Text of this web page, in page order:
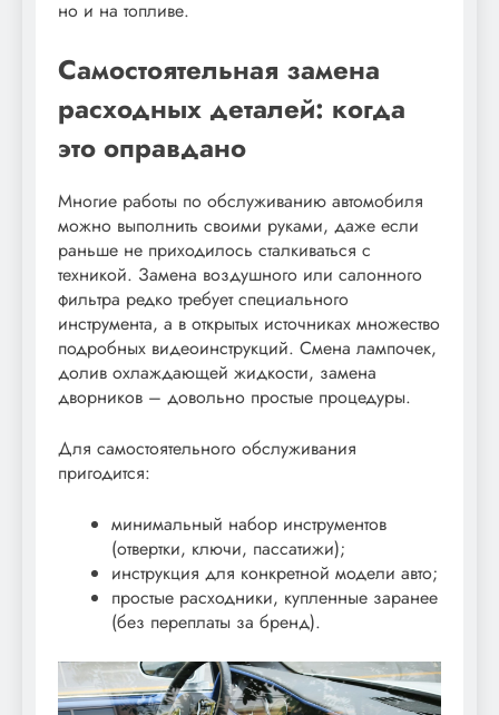
но и на топливе.
Самостоятельная замена
расходных деталей: когда
это оправдано
Многие работы по обслуживанию автомобиля
можно выполнить своими руками, даже если
раньше не приходилось сталкиваться с
техникой. Замена воздушного или салонного
фильтра редко требует специального
инструмента, а в открытых источниках множество
подробных видеоинструкций. Смена лампочек,
долив охлаждающей жидкости, замена
дворников – довольно простые процедуры.
Для самостоятельного обслуживания
пригодится:
минимальный набор инструментов
(отвертки, ключи, пассатижи);
инструкция для конкретной модели авто;
простые расходники, купленные заранее
(без переплаты за бренд).